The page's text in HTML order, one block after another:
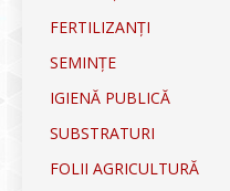
FERTILIZANȚI
SEMINȚE
IGIENĂ PUBLICĂ
SUBSTRATURI
FOLII AGRICULTURĂ